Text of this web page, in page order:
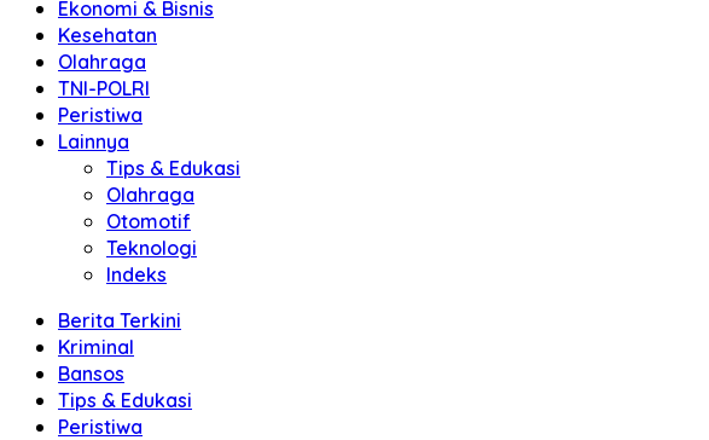
Ekonomi & Bisnis
Kesehatan
Olahraga
TNI-POLRI
Peristiwa
Lainnya
Tips & Edukasi
Olahraga
Otomotif
Teknologi
Indeks
Berita Terkini
Kriminal
Bansos
Tips & Edukasi
Peristiwa